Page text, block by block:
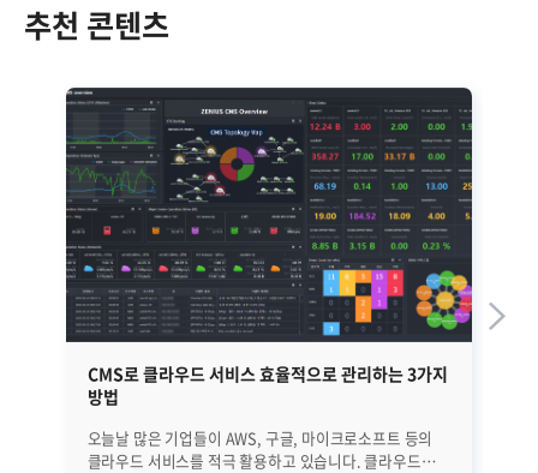
추천 콘텐츠
CMS로 클라우드 서비스 효율적으로 관리하는 3가지
방법
오늘날 많은 기업들이 AWS, 구글, 마이크로소프트 등의
클라우드 서비스를 적극 활용하고 있습니다. 클라우드